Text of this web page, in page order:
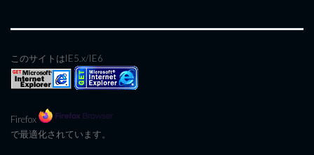
このサイトはIE5.x/IE6
Firefox
で最適化されています。